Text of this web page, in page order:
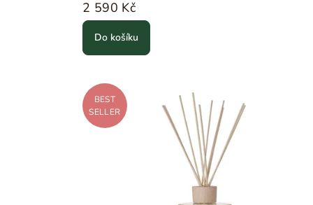
2 590 Kč
Do košíku
BEST
SELLER